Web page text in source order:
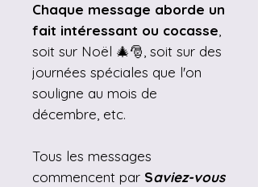
Chaque message aborde un
fait intéressant ou cocasse,
soit sur Noël 🎄🎅, soit sur des
journées spéciales que l'on
souligne au mois de
décembre, etc.
Tous les messages
commencent par Saviez-vous